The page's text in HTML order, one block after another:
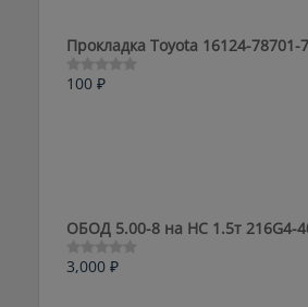
5
Прокладка Toyota 16124-78701-
Оценка
100 ₽
ОБОД 5.00-8 на HC 1.5т 216G4-
Оценка
3,000 ₽